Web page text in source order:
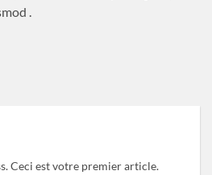
.
Ceci est votre premier article.